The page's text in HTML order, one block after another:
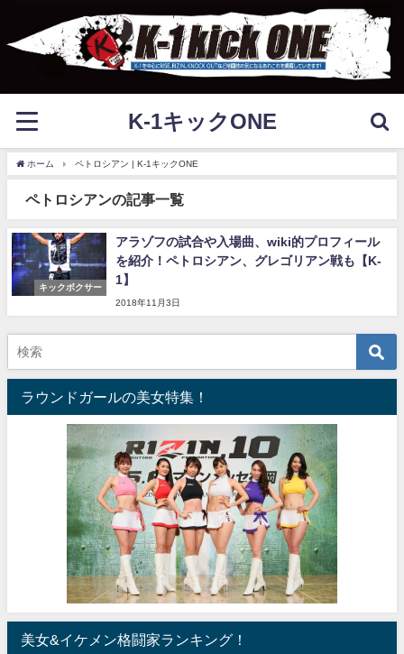
K-1キックONE
ホーム ペトロシアン | K-1キックONE
ペトロシアンの記事一覧
キックボクサー
アラゾフの試合や入場曲、wiki的プロフィール
を紹介！ペトロシアン、グレゴリアン戦も【K-
1】
2018年11月3日
ラウンドガールの美女特集！
美女&イケメン格闘家ランキング！